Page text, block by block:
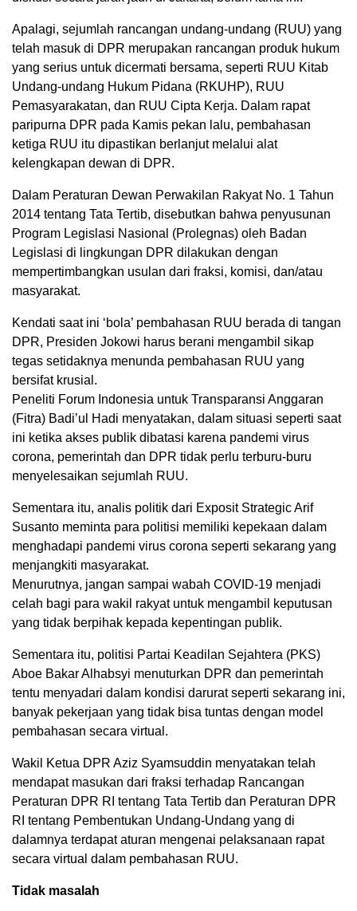
Apalagi, sejumlah rancangan undang-undang (RUU) yang
telah masuk di DPR merupakan rancangan produk hukum
yang serius untuk dicermati bersama, seperti RUU Kitab
Undang-undang Hukum Pidana (RKUHP), RUU
Pemasyarakatan, dan RUU Cipta Kerja. Dalam rapat
paripurna DPR pada Kamis pekan lalu, pembahasan
ketiga RUU itu dipastikan berlanjut melalui alat
kelengkapan dewan di DPR.
Dalam Peraturan Dewan Perwakilan Rakyat No. 1 Tahun
2014 tentang Tata Tertib, disebutkan bahwa penyusunan
Program Legislasi Nasional (Prolegnas) oleh Badan
Legislasi di lingkungan DPR dilakukan dengan
mempertimbangkan usulan dari fraksi, komisi, dan/atau
masyarakat.
Kendati saat ini ‘bola’ pembahasan RUU berada di tangan
DPR, Presiden Jokowi harus berani mengambil sikap
tegas setidaknya menunda pembahasan RUU yang
bersifat krusial.
Peneliti Forum Indonesia untuk Transparansi Anggaran
(Fitra) Badi’ul Hadi menyatakan, dalam situasi seperti saat
ini ketika akses publik dibatasi karena pandemi virus
corona, pemerintah dan DPR tidak perlu terburu-buru
menyelesaikan sejumlah RUU.
Sementara itu, analis politik dari Exposit Strategic Arif
Susanto meminta para politisi memiliki kepekaan dalam
menghadapi pandemi virus corona seperti sekarang yang
menjangkiti masyarakat.
Menurutnya, jangan sampai wabah COVID-19 menjadi
celah bagi para wakil rakyat untuk mengambil keputusan
yang tidak berpihak kepada kepentingan publik.
Sementara itu, politisi Partai Keadilan Sejahtera (PKS)
Aboe Bakar Alhabsyi menuturkan DPR dan pemerintah
tentu menyadari dalam kondisi darurat seperti sekarang ini,
banyak pekerjaan yang tidak bisa tuntas dengan model
pembahasan secara virtual.
Wakil Ketua DPR Aziz Syamsuddin menyatakan telah
mendapat masukan dari fraksi terhadap Rancangan
Peraturan DPR RI tentang Tata Tertib dan Peraturan DPR
RI tentang Pembentukan Undang-Undang yang di
dalamnya terdapat aturan mengenai pelaksanaan rapat
secara virtual dalam pembahasan RUU.
Tidak masalah